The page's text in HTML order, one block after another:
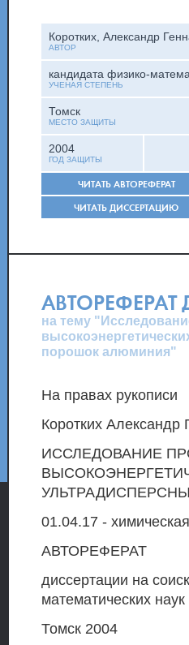
Коротких, Александр
АВТОР
кандидата физико-
УЧЕНАЯ СТЕПЕНЬ
Томск
МЕСТО ЗАЩИТЫ
2004
ГОД ЗАЩИТЫ
ЧИТАТЬ АВТОРЕФЕРАТ
ЧИТАТЬ ДИССЕРТАЦИЮ
АВТОРЕФЕРАТ
на тему
порошок алюминия"
На правах рукописи
Коротких Александр
ИССЛЕДОВАНИЕ
01.04.17 -
АВТОРЕФЕРАТ
диссертации на
математических наук
Томск 2004